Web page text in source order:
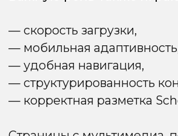
для SEO в Google?
Все обновления 2025 года показывают:
Google окончательно уходит
от механистичного SEO и делает ставку
на смысл, качество и удобство. Теперь
важно не просто вставлять ключи,
а создавать контент, который